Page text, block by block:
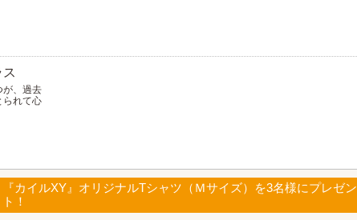
が、過去
られて心
『カイルXY』オリジナルTシャツ（Ｍサイズ）を3名様にプレゼン
ト！